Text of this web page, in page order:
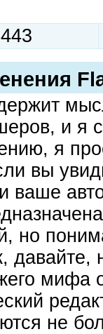
и я с
я
вы
но
давайте,
мифа
не